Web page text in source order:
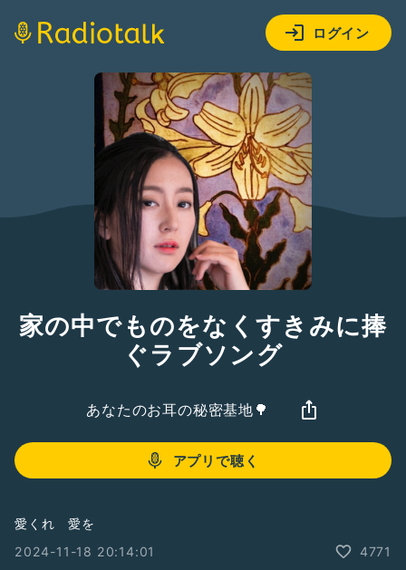
ログイン
家の中でものをなくすきみに捧
ぐラブソング
あなたのお耳の秘密基地🌳
アプリで聴く
愛くれ 愛を
2024-11-18 20:14:01
4771